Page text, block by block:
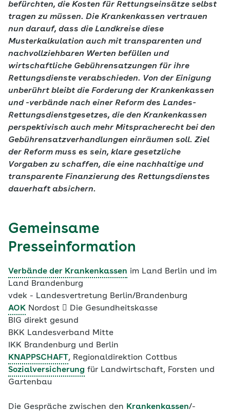
befürchten, die Kosten für Rettungseinsätze selbst
tragen zu müssen. Die Krankenkassen vertrauen
nun darauf, dass die Landkreise diese
Musterkalkulation auch mit transparenten und
nachvollziehbaren Werten befüllen und
wirtschaftliche Gebührensatzungen für ihre
Rettungsdienste verabschieden. Von der Einigung
unberührt bleibt die Forderung der Krankenkassen
und -verbände nach einer Reform des Landes-
Rettungsdienstgesetzes, die den Krankenkassen
perspektivisch auch mehr Mitspracherecht bei den
Gebührensatzverhandlungen einräumen soll. Ziel
der Reform muss es sein, klare gesetzliche
Vorgaben zu schaffen, die eine nachhaltige und
transparente Finanzierung des Rettungsdienstes
dauerhaft absichern.
Gemeinsame
Presseinformation
Verbände der Krankenkassen im Land Berlin und im
Land Brandenburg
vdek - Landesvertretung Berlin/Brandenburg
AOK Nordost 􀂱 Die Gesundheitskasse
BIG direkt gesund
BKK Landesverband Mitte
IKK Brandenburg und Berlin
KNAPPSCHAFT, Regionaldirektion Cottbus
Sozialversicherung für Landwirtschaft, Forsten und
Gartenbau
Die Gespräche zwischen den Krankenkassen/-